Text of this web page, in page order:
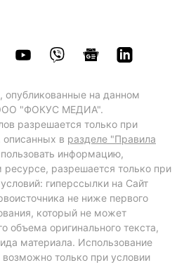
опубликованные на данном
"ФОКУС МЕДИА".
разрешается только при
описанных в разделе "Правила
информацию,
разрешается только при
гиперссылки на Сайт
не ниже первого
который не может
объема оригинального текста,
материала. Использование
только при условии